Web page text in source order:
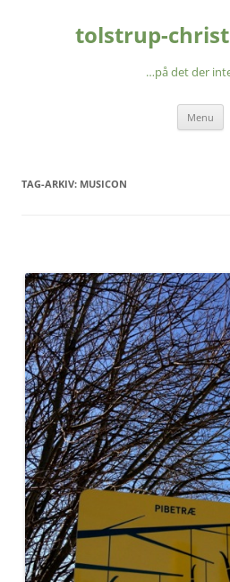
tolstrup-
…på det der
Menu
TAG-ARKIV: MUSICON